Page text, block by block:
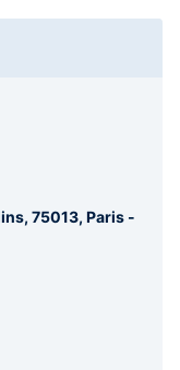
75013, Paris -